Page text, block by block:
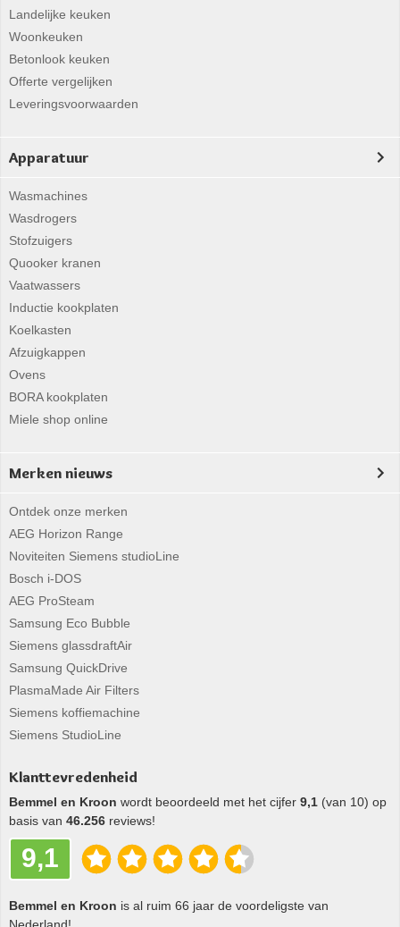
Landelijke keuken
Woonkeuken
Betonlook keuken
Offerte vergelijken
Leveringsvoorwaarden
Apparatuur
Wasmachines
Wasdrogers
Stofzuigers
Quooker kranen
Vaatwassers
Inductie kookplaten
Koelkasten
Afzuigkappen
Ovens
BORA kookplaten
Miele shop online
Merken nieuws
Ontdek onze merken
AEG Horizon Range
Noviteiten Siemens studioLine
Bosch i-DOS
AEG ProSteam
Samsung Eco Bubble
Siemens glassdraftAir
Samsung QuickDrive
PlasmaMade Air Filters
Siemens koffiemachine
Siemens StudioLine
Klanttevredenheid
Bemmel en Kroon wordt beoordeeld met het cijfer 9,1 (van 10) op
basis van 46.256 reviews!
9,1
Bemmel en Kroon is al ruim 66 jaar de voordeligste van